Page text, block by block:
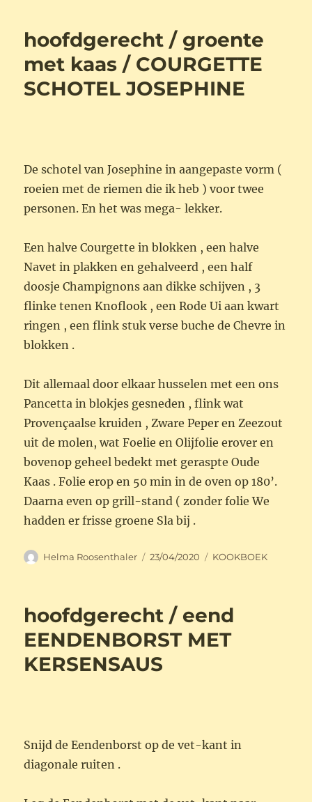
hoofdgerecht / groente
met kaas / COURGETTE
SCHOTEL JOSEPHINE
De schotel van Josephine in aangepaste vorm (
roeien met de riemen die ik heb ) voor twee
personen. En het was mega- lekker.
Een halve Courgette in blokken , een halve
Navet in plakken en gehalveerd , een half
doosje Champignons aan dikke schijven , 3
flinke tenen Knoflook , een Rode Ui aan kwart
ringen , een flink stuk verse buche de Chevre in
blokken .
Dit allemaal door elkaar husselen met een ons
Pancetta in blokjes gesneden , flink wat
Provençaalse kruiden , Zware Peper en Zeezout
uit de molen, wat Foelie en Olijfolie erover en
bovenop geheel bedekt met geraspte Oude
Kaas . Folie erop en 50 min in de oven op 180’.
Daarna even op grill-stand ( zonder folie We
hadden er frisse groene Sla bij .
Auteur
Helma Roosenthaler
Geplaatst
23/04/2020 Categorieën
KOOKBOEK
hoofdgerecht / eend
EENDENBORST MET
KERSENSAUS
Snijd de Eendenborst op de vet-kant in
diagonale ruiten .